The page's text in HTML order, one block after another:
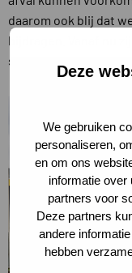
Deze
We gebruiken
personaliseren,
en om ons
informatie over
partners voor
Deze partners
andere
hebben
daarom ook blij dat
bijdragen. Vanaf nu
schoner milieu!